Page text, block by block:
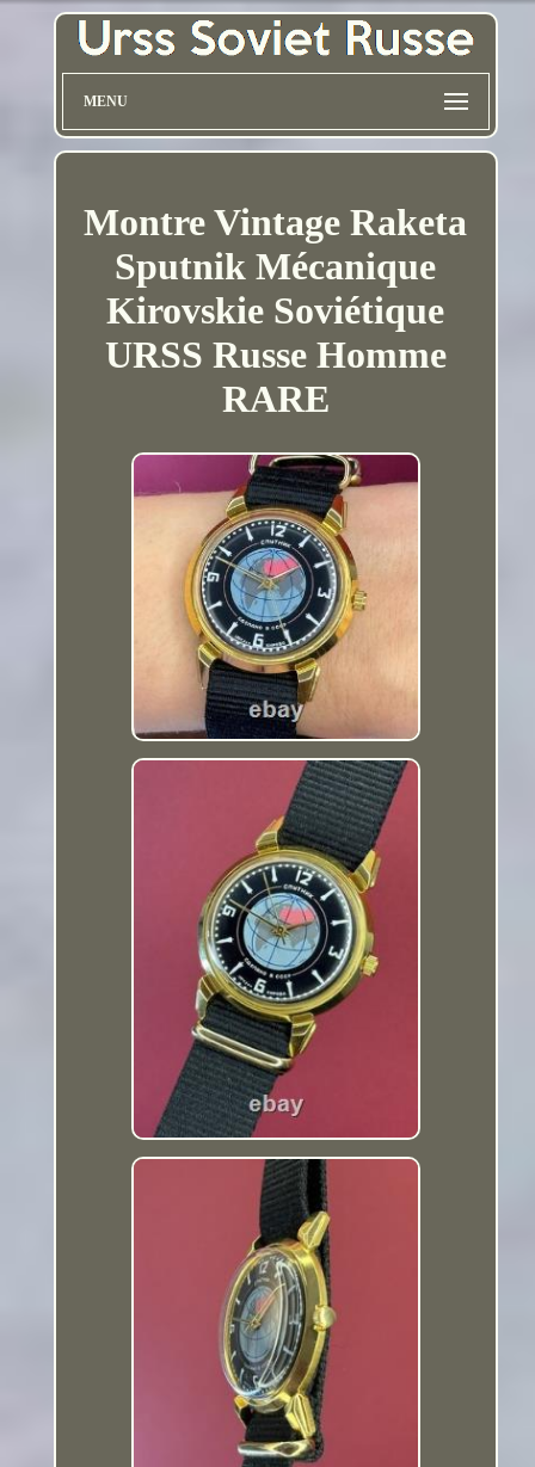
MENU
Montre Vintage Raketa
Sputnik Mécanique
Kirovskie Soviétique
URSS Russe Homme
RARE